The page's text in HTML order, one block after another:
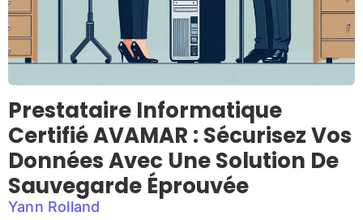
Prestataire Informatique
Certifié AVAMAR : Sécurisez Vos
Données Avec Une Solution De
Sauvegarde Éprouvée
Yann Rolland